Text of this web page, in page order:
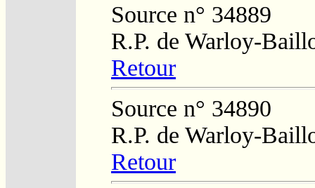
Source n° 34889
R.P. de Warloy-
Retour
Source n° 34890
R.P. de Warloy-
Retour